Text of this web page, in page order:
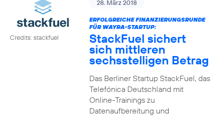
Credits: stackfuel
28. März 2018
ERFOLGREICHE FINANZIERUNGSRUNDE
FÜR WAYRA-STARTUP:
StackFuel sichert
sich mittleren
sechsstelligen Betrag
Das Berliner Startup StackFuel, das
Telefónica Deutschland mit
Online-Trainings zu
Datenaufbereitung und